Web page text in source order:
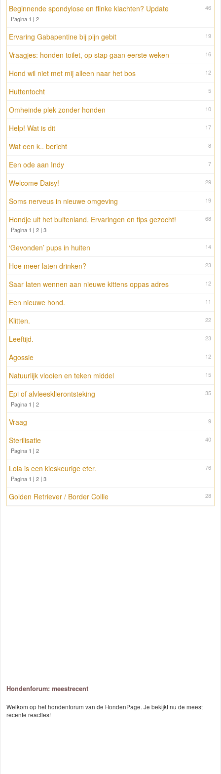
46
Beginnende spondylose en flinke klachten? Update
Pagina 1 | 2
19
Ervaring Gabapentine bij pijn gebit
16
Vraagjes: honden toilet, op stap gaan eerste weken
12
Hond wil niet met mij alleen naar het bos
5
Huttentocht
10
Omheinde plek zonder honden
17
Help! Wat is dit
8
Wat een k.. bericht
7
Een ode aan Indy
29
Welcome Daisy!
19
Soms nerveus in nieuwe omgeving
68
Hondje uit het buitenland. Ervaringen en tips gezocht!
Pagina 1 | 2 | 3
14
‘Gevonden’ pups in huiten
23
Hoe meer laten drinken?
12
Saar laten wennen aan nieuwe kittens oppas adres
11
Een nieuwe hond.
22
Klitten.
23
Leeftijd.
12
Agossie
15
Natuurlijk vlooien en teken middel
35
Epi of alvleesklierontsteking
Pagina 1 | 2
9
Vraag
40
Sterilisatie
Pagina 1 | 2
76
Lola is een kieskeurige eter.
Pagina 1 | 2 | 3
28
Golden Retriever / Border Collie
Hondenforum: meestrecent
Welkom op het hondenforum van de HondenPage. Je bekijkt nu de meest
recente reacties!